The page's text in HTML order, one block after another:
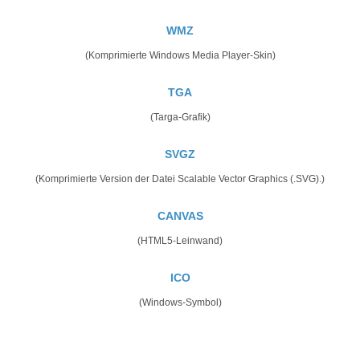
WMZ
(Komprimierte Windows Media Player-Skin)
TGA
(Targa-Grafik)
SVGZ
(Komprimierte Version der Datei Scalable Vector Graphics (.SVG).)
CANVAS
(HTML5-Leinwand)
ICO
(Windows-Symbol)